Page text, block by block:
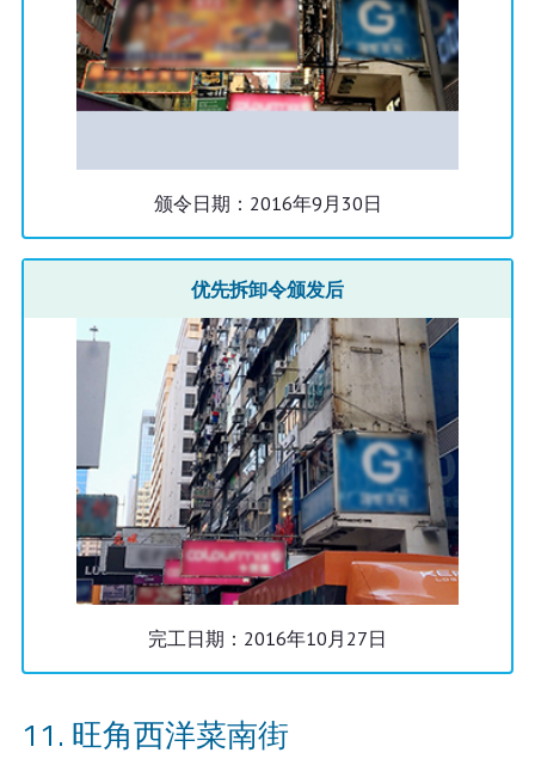
颁令日期：2016年9月30日
优先拆卸令颁发后
完工日期：2016年10月27日
旺角西洋菜南街